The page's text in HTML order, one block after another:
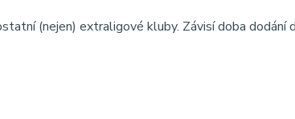
(nejen) extraligové kluby. Závisí doba dodání